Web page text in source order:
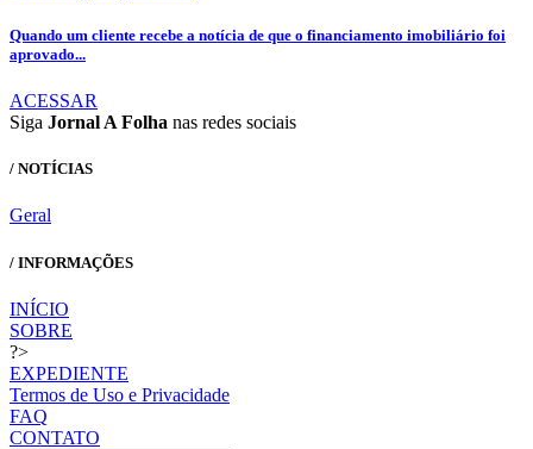
Quando um cliente recebe a notícia de que o financiamento imobiliário foi
aprovado...
ACESSAR
Siga Jornal A Folha nas redes sociais
/ NOTÍCIAS
Geral
/ INFORMAÇÕES
INÍCIO
SOBRE
?>
EXPEDIENTE
Termos de Uso e Privacidade
FAQ
CONTATO